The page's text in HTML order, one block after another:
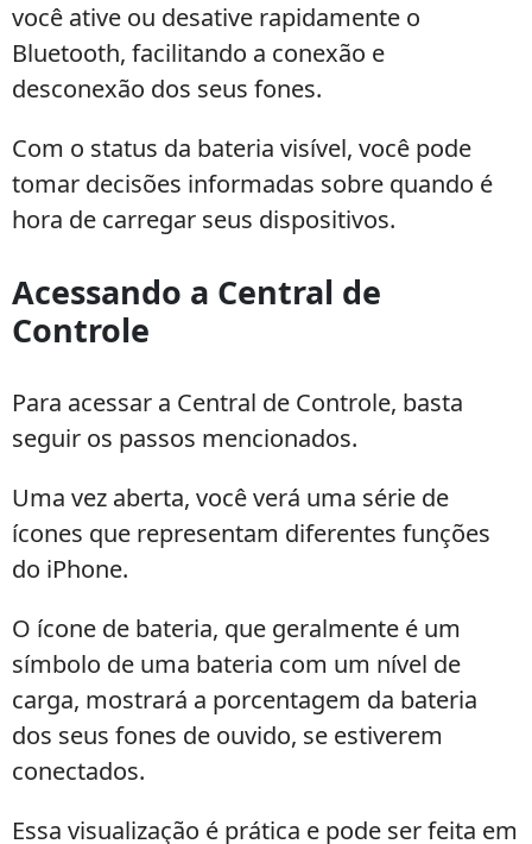
você ative ou desative rapidamente o
Bluetooth, facilitando a conexão e
desconexão dos seus fones.
Com o status da bateria visível, você pode
tomar decisões informadas sobre quando é
hora de carregar seus dispositivos.
Acessando a Central de
Controle
Para acessar a Central de Controle, basta
seguir os passos mencionados.
Uma vez aberta, você verá uma série de
ícones que representam diferentes funções
do iPhone.
O ícone de bateria, que geralmente é um
símbolo de uma bateria com um nível de
carga, mostrará a porcentagem da bateria
dos seus fones de ouvido, se estiverem
conectados.
Essa visualização é prática e pode ser feita em